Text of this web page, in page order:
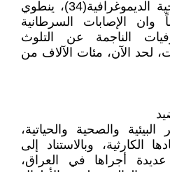
في هذه المنطقة من الناحية الديموغرافية(34)، ينطوي
وان الإصابات السرطانية
الناجمة عن التلوث
لحد الآن، مئات الآلاف من
والصحية والحياتية،
الكارثية، وبالاستناد إلى
أجراها في العراق،